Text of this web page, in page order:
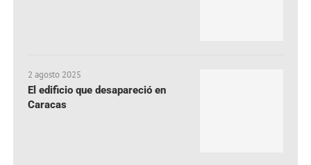
2 agosto 2025
El edificio que desapareció en
Caracas